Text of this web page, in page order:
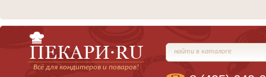
Всё для кондитеров и поваров!
найти в каталоге